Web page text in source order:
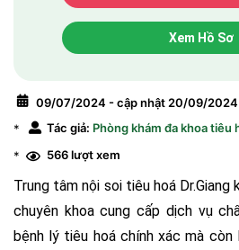
Xem Hồ Sơ
09/07/2024 - cập nhật 20/09/2024
*
Tác giả: Phòng khám đa khoa tiêu
*
566 lượt xem
Trung tâm nội soi tiêu hoá Dr.Giang
chuyên khoa cung cấp dịch vụ
bệnh lý tiêu hoá chính xác mà